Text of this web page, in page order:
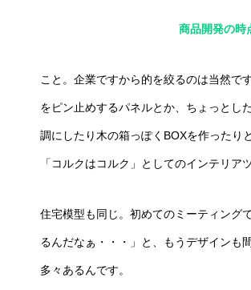
商品開発の時
こと。企業ですから的を絞るのは当然で
をピン止めするパネルとか、ちょっとし
調にしたり木の箱っぽくBOXを作ったり
「コルクはコルク」としてのインテリア
住宅模型も同じ。初めてのミーティング
るんだなぁ・・・」と、もうデザインも
多々あるんです。